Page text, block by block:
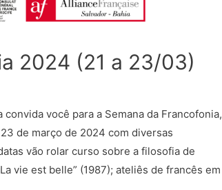
2024 (21 a 23/03)
você para a Semana da Francofonia,
de março de 2024 com diversas
vão rolar curso sobre a filosofia de
vie est belle” (1987); ateliês de francês em